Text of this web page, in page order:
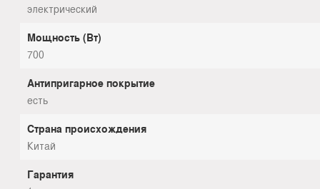
электрический
Мощность (Вт)
700
Антипригарное покрытие
есть
Страна происхождения
Китай
Гарантия